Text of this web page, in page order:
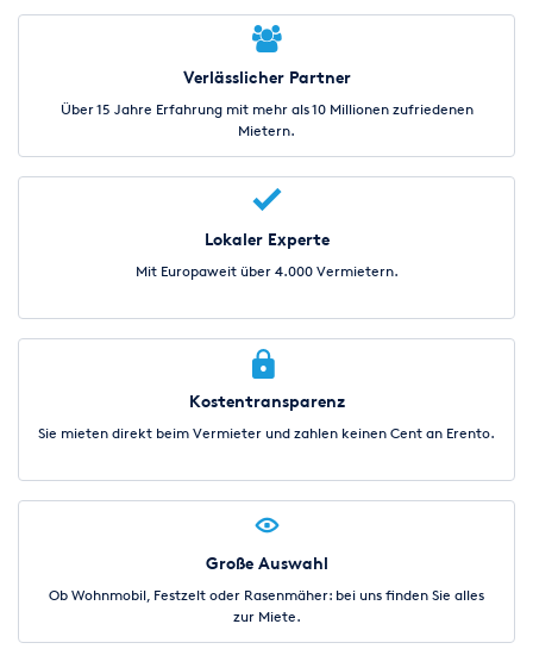
Verlässlicher Partner
Über 15 Jahre Erfahrung mit mehr als 10 Millionen zufriedenen
Mietern.
Lokaler Experte
Mit Europaweit über 4.000 Vermietern.
Kostentransparenz
Sie mieten direkt beim Vermieter und zahlen keinen Cent an Erento.
Große Auswahl
Ob Wohnmobil, Festzelt oder Rasenmäher: bei uns finden Sie alles
zur Miete.